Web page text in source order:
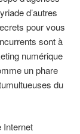
d’autres
pour vous
sont à
numérique
un phare
du
Internet